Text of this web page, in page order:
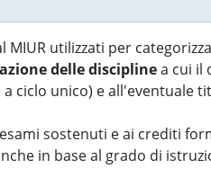
MIUR utilizzati per
delle disciplinea cui il
ciclo unico) e all'eventuale
sostenuti e ai crediti
in base al grado di